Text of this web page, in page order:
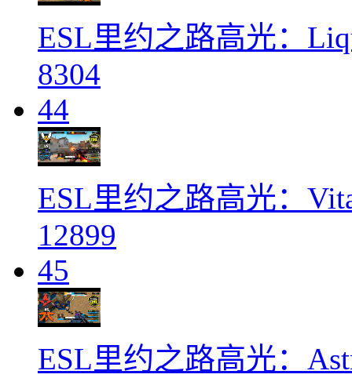
ESL里约之路高光：
8304
44
ESL里约之路高光：
12899
45
ESL里约之路高光：